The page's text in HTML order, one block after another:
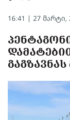
16:41 | 27 მარტი,